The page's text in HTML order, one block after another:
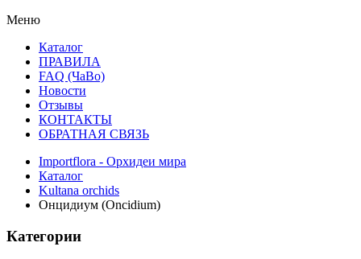
Меню
Каталог
ПРАВИЛА
FAQ (ЧаВо)
Новости
Отзывы
КОНТАКТЫ
ОБРАТНАЯ СВЯЗЬ
Importflora - Орхидеи мира
Каталог
Kultana orchids
Онцидиум (Oncidium)
Категории